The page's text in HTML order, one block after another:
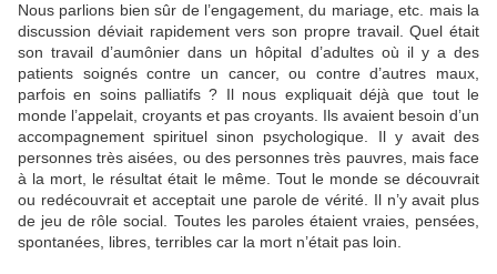
Nous parlions bien sûr de l’engagement, du mariage, etc. mais la
discussion déviait rapidement vers son propre travail. Quel était
son travail d’aumônier dans un hôpital d’adultes où il y a des
patients soignés contre un cancer, ou contre d’autres maux,
parfois en soins palliatifs ? Il nous expliquait déjà que tout le
monde l’appelait, croyants et pas croyants. Ils avaient besoin d’un
accompagnement spirituel sinon psychologique. Il y avait des
personnes très aisées, ou des personnes très pauvres, mais face
à la mort, le résultat était le même. Tout le monde se découvrait
ou redécouvrait et acceptait une parole de vérité. Il n’y avait plus
de jeu de rôle social. Toutes les paroles étaient vraies, pensées,
spontanées, libres, terribles car la mort n’était pas loin.